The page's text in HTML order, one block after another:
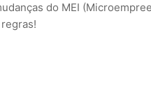
do MEI